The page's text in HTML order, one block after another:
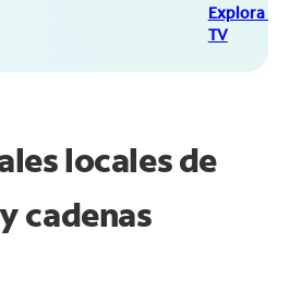
Explora
TV
locales de
cadenas